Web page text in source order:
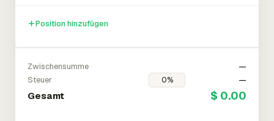
Position hinzufügen
Zwischensumme
—
Steuer
—
Gesamt $ 0.00